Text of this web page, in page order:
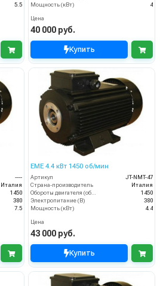
5.5
Мощность (кВт)
4
Цена
40 000 руб.
Купить
----
Италия
1450
380
7.5
EME 4.4 кВт 1450 об/мин
Артикул
JT-NMT-47
Страна-производитель
Италия
Обороты двигателя (об/мин)
1450
Электропитание (В)
380
Мощность (кВт)
4.4
Цена
43 000 руб.
Купить